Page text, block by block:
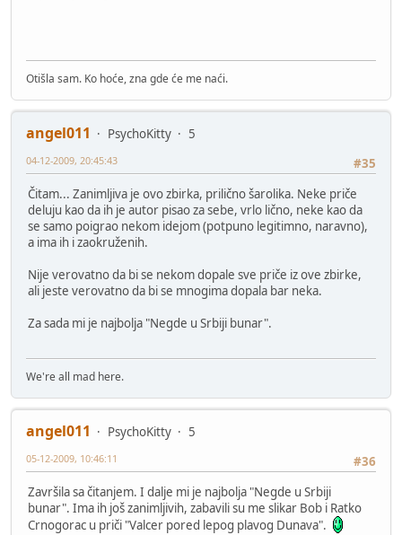
Otišla sam. Ko hoće, zna gde će me naći.
angel011 PsychoKitty
5
#35
04-12-2009, 20:45:43
Čitam... Zanimljiva je ovo zbirka, prilično šarolika. Neke priče
deluju kao da ih je autor pisao za sebe, vrlo lično, neke kao da
se samo poigrao nekom idejom (potpuno legitimno, naravno),
a ima ih i zaokruženih.
Nije verovatno da bi se nekom dopale sve priče iz ove zbirke,
ali jeste verovatno da bi se mnogima dopala bar neka.
Za sada mi je najbolja "Negde u Srbiji bunar".
We're all mad here.
angel011 PsychoKitty
5
#36
05-12-2009, 10:46:11
Završila sa čitanjem. I dalje mi je najbolja "Negde u Srbiji
bunar". Ima ih još zanimljivih, zabavili su me slikar Bob i Ratko
Crnogorac u priči "Valcer pored lepog plavog Dunava".